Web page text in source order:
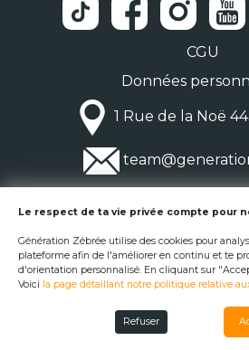
CGU
Données
1 Rue de la Noë
© Génération
Le respect de ta vie privée compte pour
Génération Zébrée utilise des cookies pour
plateforme afin de l'améliorer en continu et te
d'orientation personnalisé. En cliquant sur
Voici la page détaillant notre politique relative
Refuser